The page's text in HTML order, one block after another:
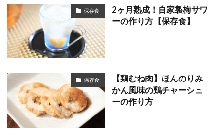
保存食
2ヶ月熟成！自家製梅サワ
ーの作り方【保存食】
保存食
【鶏むね肉】ほんのりみ
かん風味の鶏チャーシュ
ーの作り方